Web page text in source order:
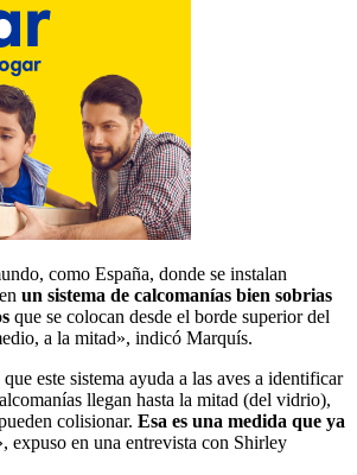
como España, donde se instalan
un sistema de calcomanías bien sobrias
que se colocan desde el borde superior del
a la mitad», indicó Marquís.
este sistema ayuda a las aves a identificar
llegan hasta la mitad (del vidrio),
colisionar. Esa es una medida que ya
expuso en una entrevista con Shirley